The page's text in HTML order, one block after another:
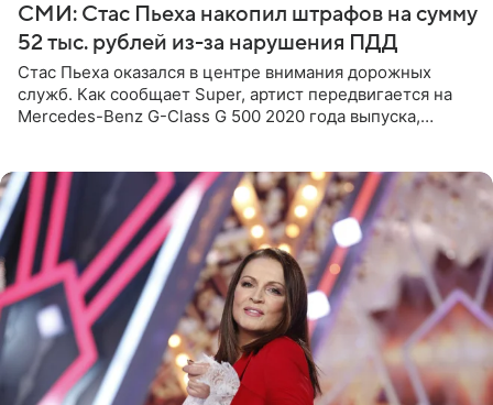
СМИ: Стас Пьеха накопил штрафов на сумму
52 тыс. рублей из-за нарушения ПДД
Стас Пьеха оказался в центре внимания дорожных
служб. Как сообщает Super, артист передвигается на
Mercedes-Benz G-Class G 500 2020 года выпуска,